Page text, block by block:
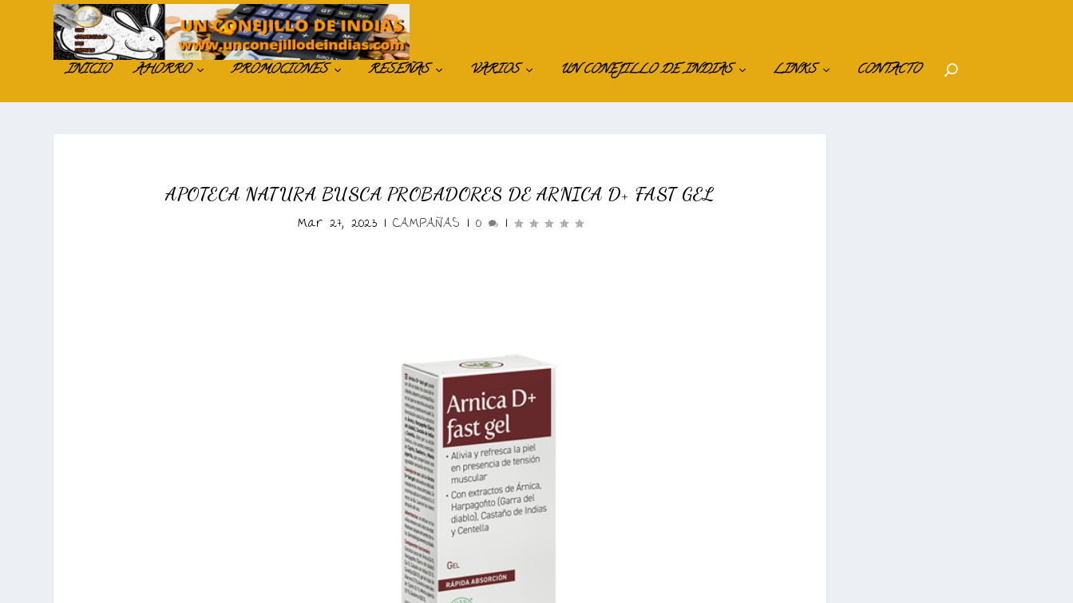
INICIO AHORRO PROMOCIONES RESEÑAS VARIOS UN CONEJILLO DE INDIAS LINKS CONTACTO
APOTECA NATURA BUSCA PROBADORES DE ARNICA D+ FAST GEL
Mar 27, 2023| CAMPAÑAS | 0 |